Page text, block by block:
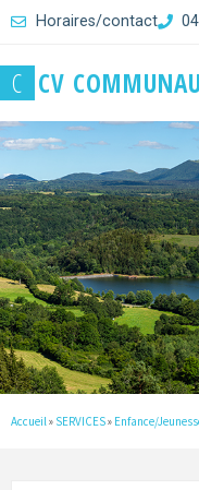
Horaires/contact
C CV COMMUNAU
Accueil » SERVICES» Enfance/